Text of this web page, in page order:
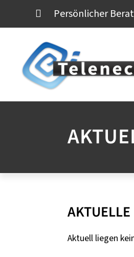
Persönlicher
Aktuell liegen